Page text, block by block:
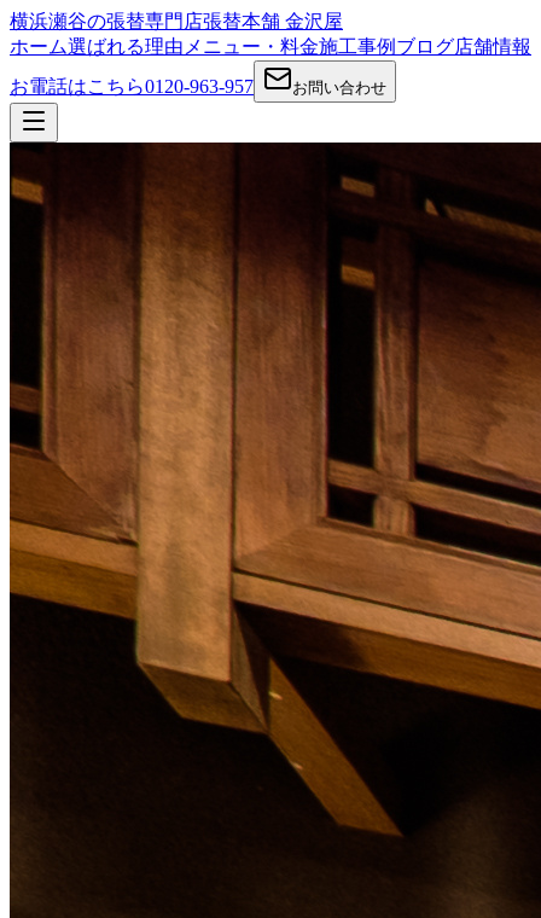
横浜瀬谷の張替専門店張替本舗 金沢屋
ホーム選ばれる理由 メニュー・料金施工事例 ブログ店舗情報
お電話はこちら0120-963-957 お問い合わせ